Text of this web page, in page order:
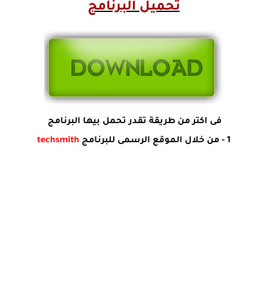
تحميل البرنامج
فى اكتر من طريقة تقدر تحمل بيها البرنامج
1 - من خلال الموقع الرسمى للبرنامج
techsmith